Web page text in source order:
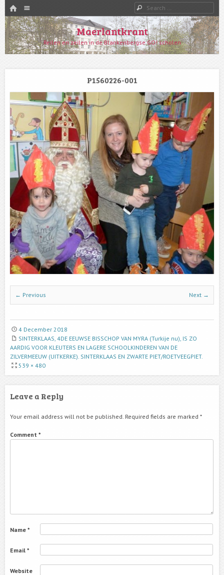
HOME
SKIP TO CONTENT
Search
Maerlantkrant
Reilen en zeilen in de Blankenbergse GO! scholen
P1560226-001
← Previous Next →
4 December 2018
SINTERKLAAS, 4DE EEUWSE BISSCHOP VAN MYRA (Turkije nu), IS ZO
AARDIG VOOR KLEUTERS EN LAGERE SCHOOLKINDEREN VAN DE
ZILVERMEEUW (UITKERKE). SINTERKLAAS EN ZWARTE PIET/ROETVEEGPIET.
539 × 480
Leave a Reply
Your email address will not be published. Required fields are marked *
Comment *
Name *
Email *
Website